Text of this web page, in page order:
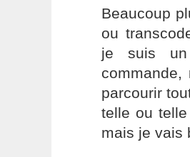
Beaucoup
ou
je suis
parcourir
telle ou
mais je vais